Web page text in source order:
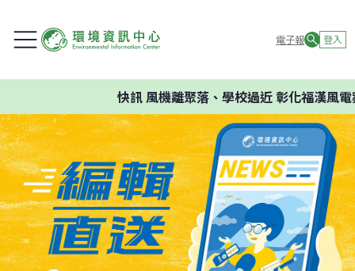
電子報 登入
快訊風機離聚落、學校過近 彰化福漢風電